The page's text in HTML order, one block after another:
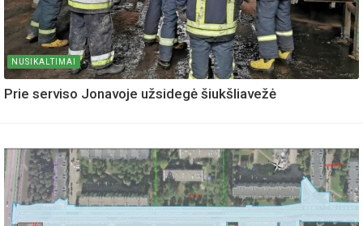
NUSIKALTIMAI
Prie serviso Jonavoje užsidegė šiukšliavežė